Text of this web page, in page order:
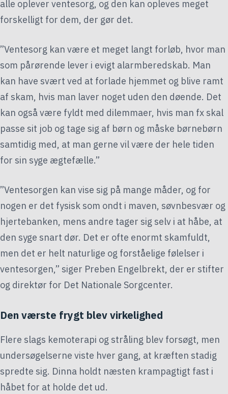
alle oplever ventesorg, og den kan opleves meget
forskelligt for dem, der gør det.
”Ventesorg kan være et meget langt forløb, hvor man
som pårørende lever i evigt alarmberedskab. Man
kan have svært ved at forlade hjemmet og blive ramt
af skam, hvis man laver noget uden den døende. Det
kan også være fyldt med dilemmaer, hvis man fx skal
passe sit job og tage sig af børn og måske børnebørn
samtidig med, at man gerne vil være der hele tiden
for sin syge ægtefælle.”
”Ventesorgen kan vise sig på mange måder, og for
nogen er det fysisk som ondt i maven, søvnbesvær og
hjertebanken, mens andre tager sig selv i at håbe, at
den syge snart dør. Det er ofte enormt skamfuldt,
men det er helt naturlige og forståelige følelser i
ventesorgen,” siger Preben Engelbrekt, der er stifter
og direktør for Det Nationale Sorgcenter.
Den værste frygt blev virkelighed
Flere slags kemoterapi og stråling blev forsøgt, men
undersøgelserne viste hver gang, at kræften stadig
spredte sig. Dinna holdt næsten krampagtigt fast i
håbet for at holde det ud.